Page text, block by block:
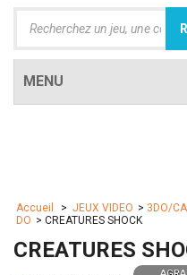
MENU
Accueil > JEUX VIDEO > 3DO/
DO > CREATURES SHOCK
CREATURES